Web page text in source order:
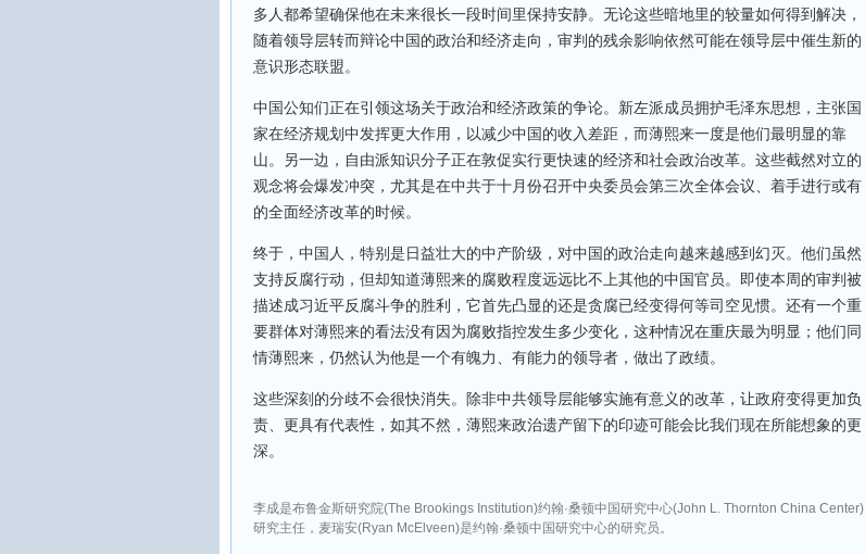
多人都希望确保他在未来很长一段时间里保持安静。无论这些暗地里的较量如何得到解决，
随着领导层转而辩论中国的政治和经济走向，审判的残余影响依然可能在领导层中催生新的
意识形态联盟。
中国公知们正在引领这场关于政治和经济政策的争论。新左派成员拥护毛泽东思想，主张国
家在经济规划中发挥更大作用，以减少中国的收入差距，而薄熙来一度是他们最明显的靠
山。另一边，自由派知识分子正在敦促实行更快速的经济和社会政治改革。这些截然对立的
观念将会爆发冲突，尤其是在中共于十月份召开中央委员会第三次全体会议、着手进行或有
的全面经济改革的时候。
终于，中国人，特别是日益壮大的中产阶级，对中国的政治走向越来越感到幻灭。他们虽然
支持反腐行动，但却知道薄熙来的腐败程度远远比不上其他的中国官员。即使本周的审判被
描述成习近平反腐斗争的胜利，它首先凸显的还是贪腐已经变得何等司空见惯。还有一个重
要群体对薄熙来的看法没有因为腐败指控发生多少变化，这种情况在重庆最为明显；他们同
情薄熙来，仍然认为他是一个有魄力、有能力的领导者，做出了政绩。
这些深刻的分歧不会很快消失。除非中共领导层能够实施有意义的改革，让政府变得更加负
责、更具有代表性，如其不然，薄熙来政治遗产留下的印迹可能会比我们现在所能想象的更
深。
李成是布鲁金斯研究院(The Brookings Institution)约翰·桑顿中国研究中心(John L. Thornton China Center)
研究主任，麦瑞安(Ryan McElveen)是约翰·桑顿中国研究中心的研究员。